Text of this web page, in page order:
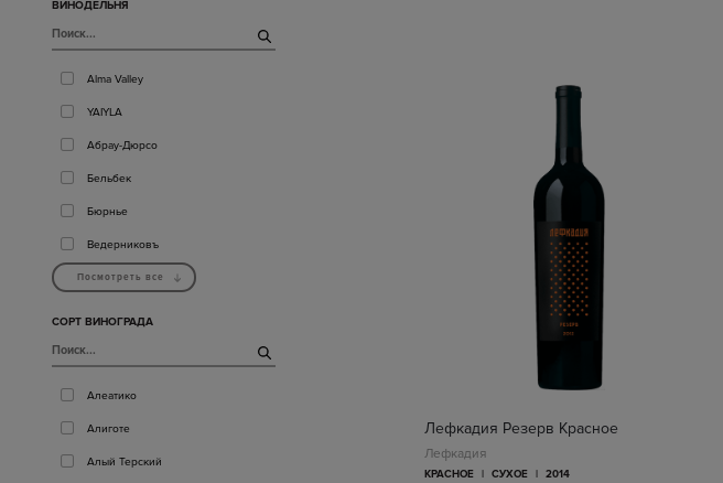
ВИНОДЕЛЬНЯ
Alma Valley
YAIYLA
Абрау-Дюрсо
Бельбек
Бюрнье
Ведерниковъ
Посмотреть все
СОРТ ВИНОГРАДА
Алеатико
Алиготе
Алый Терский
Лефкадия Резерв Красное
Лефкадия
КРАСНОЕ СУХОЕ 2014